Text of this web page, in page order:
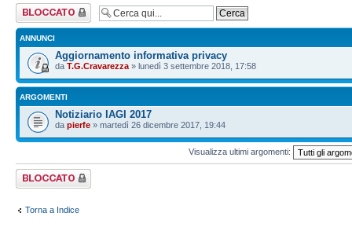
Forum bloccato
ANNUNCI
Aggiornamento informativa privacy
da T.G.Cravarezza » lunedì 3 settembre 2018, 17:58
ARGOMENTI
Notiziario IAGI 2017
da pierfe » martedì 26 dicembre 2017, 19:44
Visualizza ultimi argomenti:
Forum bloccato
Torna a Indice